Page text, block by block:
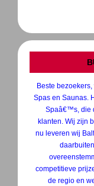
Beste
Spas en Saunas.
Spaâ€™s, die
klanten. Wij zijn
nu leveren wij
competitieve
de regio en